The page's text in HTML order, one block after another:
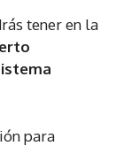
tener en la
para